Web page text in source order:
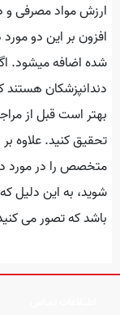
ارزش مواد مصرفی و
افزون بر این دو مورد
شده اضافه میشود.
دندانپزشکان هستند
بهتر است قبل از
تحقیق کنید. علاوه
متخصص را در مورد
شوید، به این دلیل
باشد که تصور می